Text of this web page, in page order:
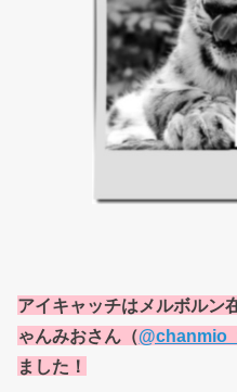
アイキャッチはメルボルン
ゃんみおさん（
ました！